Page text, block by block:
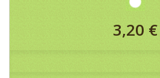
3,20 €